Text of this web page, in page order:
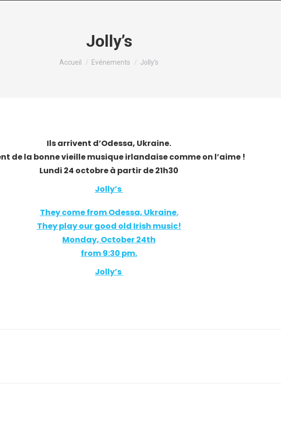
Jolly’s
Vous êtes ici :
Accueil Evénements Jolly’s
Ils arrivent d’Odessa, Ukraine.
de la bonne vieille musique irlandaise comme on l’aime !
Lundi 24 octobre à partir de 21h30
Jolly’s
They come from Odessa, Ukraine.
They play our good old Irish music!
Monday, October 24th
from 9:30 pm.
Jolly’s